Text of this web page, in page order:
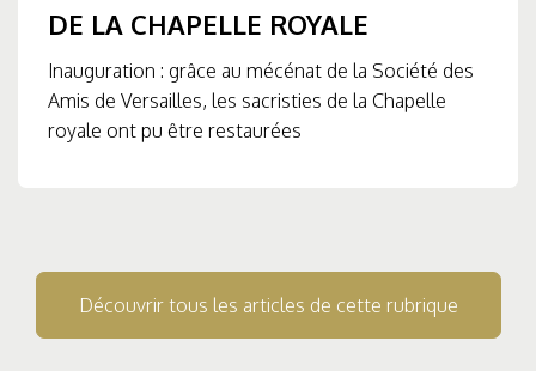
DE LA CHAPELLE ROYALE
Inauguration : grâce au mécénat de la Société des
Amis de Versailles, les sacristies de la Chapelle
royale ont pu être restaurées
Découvrir tous les articles de cette rubrique